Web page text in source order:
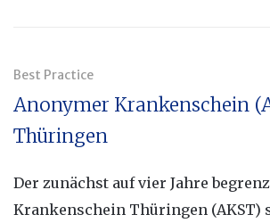
Best Practice
Anonymer Krankenschein
Thüringen
Der zunächst auf vier Jahre
Krankenschein Thüringen (AKST)